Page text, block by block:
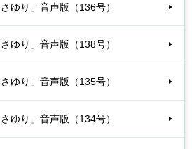
ゆり」音声版（136号）
ゆり」音声版（138号）
ゆり」音声版（135号）
ゆり」音声版（134号）